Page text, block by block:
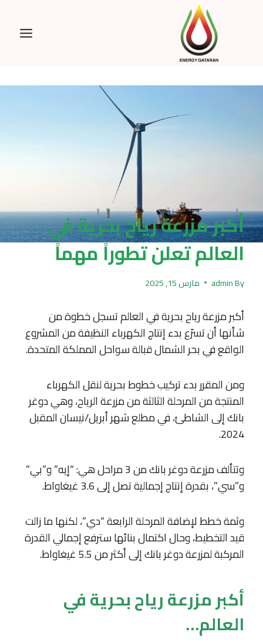
أكبر مزرعة رياح بحرية في
العالم تعلن تطوراً مهماً
By
admin مارس 15, 2025
أكبر مزرعة رياح بحرية في العالم تسجل خطوة من
شأنها أن تسرّع بدء إنتاج الكهرباء النظيفة من المشروع
الواقع في بحر الشمال قبالة سواحل المملكة المتحدة.
ومن المقرر بدء تركيب خطوط بحرية لنقل الكهرباء
المنتجة من المرحلة الثالثة من مزرعة الرياح، وهي دوغر
بانك إلى الشاطئ، في مطلع شهر أبريل/نيسان المقبل
2024.
وتتألف مزرعة دوغر بانك من 3 مراحل هي: “إيه” و”بي”
و”سي”، بقدرة إنتاج إجمالية تصل إلى 3.6 غيغاواط.
وثمة خطط لإضافة المرحلة الرابعة “دي”، لكنها ما زالت
قيد التخطيط، وحال اكتمال بنائها سترفع إجمالي القدرة
المركبة لمزرعة دوغر بانك إلى أكثر من 5.5 غيغاواط.
أكبر مزرعة رياح بحرية في
العالم…